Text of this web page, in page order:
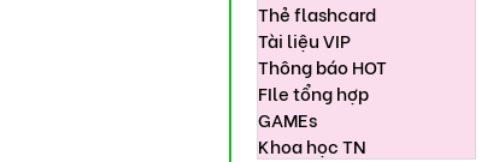
Thẻ flashcard
Tài liệu VIP
Thông báo HOT
FIle tổng hợp
GAMEs
Khoa học TN